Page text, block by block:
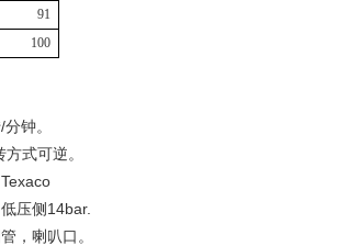
91
100
钟。
式可逆。
压侧14bar.
喇叭口。